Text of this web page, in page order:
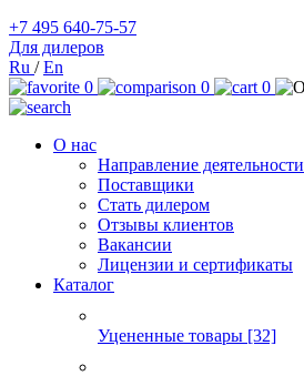
+7 495 640-75-57
Для дилеров
Ru /En
0
0 0
О нас
Направление деятельности
Поставщики
Стать дилером
Отзывы клиентов
Вакансии
Лицензии и сертификаты
Каталог
Уцененные товары [32]